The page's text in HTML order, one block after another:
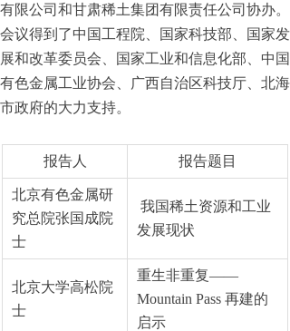
有限公司和甘肃稀土集团有限责任公司协办。
会议得到了中国工程院、国家科技部、国家发
展和改革委员会、国家工业和信息化部、中国
有色金属工业协会、广西自治区科技厅、北海
市政府的大力支持。
报告人 报告题目
北京有色金属研
究总院张国成院
士
我国稀土资源和工业
发展现状
北京大学高松院
士
重生非重复——
Mountain Pass 再建的
启示